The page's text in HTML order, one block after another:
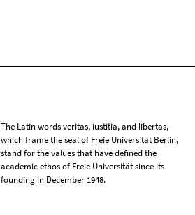
The Latin words veritas, iustitia, and libertas,
which frame the seal of Freie Universität Berlin,
stand for the values that have defined the
academic ethos of Freie Universität since its
founding in December 1948.